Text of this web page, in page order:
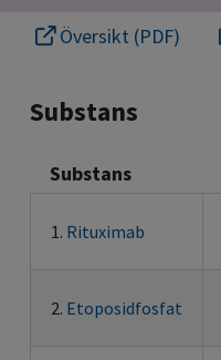
Översikt (PDF)
Substans
Substans
1. Rituximab
2. Etoposidfosfat